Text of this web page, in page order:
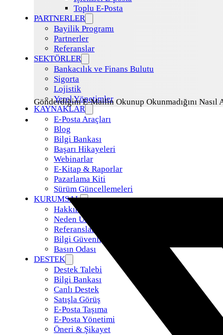
Toplu E-Posta
PARTNERLER
Bayilik Programı
Partnerler
Referanslar
SEKTÖRLER
Bankacılık ve Finans Bulutu
Sigorta
Lojistik
Yerel Yönetimler
KAYNAKLAR
E-Posta Araçları
Blog
Bilgi Bankası
Başarı Hikayeleri
Webinarlar
E-Kitap & Raporlar
Pazarlama Kiti
Sürüm Güncellemeleri
KURUMSAL
Hakkımızda
Neden Uzman Posta
Referanslar
Bilgi Güvenliği Politikamız
Basın Odası
DESTEK
Destek Talebi
Bilgi Bankası
Canlı Destek
Satışla Görüş
E-Posta Taşıma
E-Posta Yönetimi
Öneri & Şikayet
Gönderdiğim E-Mailin Okunup Okunmadığını Nasıl